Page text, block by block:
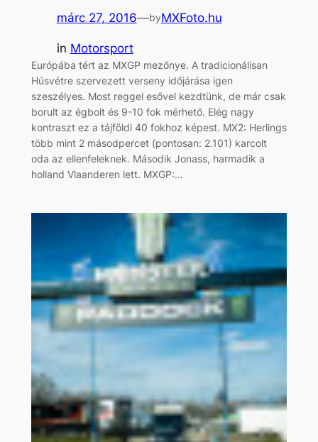
márc 27, 2016—byMXFoto.hu
in Motorsport
Európába tért az MXGP mezőnye. A tradicionálisan
Húsvétre szervezett verseny időjárása igen
szeszélyes. Most reggel esővel kezdtünk, de már csak
borult az égbolt és 9-10 fok mérhető. Elég nagy
kontraszt ez a tájföldi 40 fokhoz képest. MX2: Herlings
több mint 2 másodpercet (pontosan: 2.101) karcolt
oda az ellenfeleknek. Második Jonass, harmadik a
holland Vlaanderen lett. MXGP:…